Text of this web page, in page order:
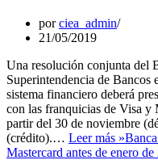
porciea_admin
21/05/2019
Una resolución conjunta del
Superintendencia de Bancos
sistema financiero deberá
con las franquicias de Visa y
partir del 30 de noviembre
(crédito).… Leer más »
Mastercard antes de enero de